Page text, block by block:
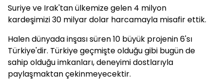
Suriye ve Irak'tan ülkemize gelen 4 milyon
kardeşimizi 30 milyar dolar harcamayla misafir ettik.
Halen dünyada inşası süren 10 büyük projenin 6'sı
Türkiye'dir. Türkiye geçmişte olduğu gibi bugün de
sahip olduğu imkanları, deneyimi dostlarıyla
paylaşmaktan çekinmeyecektir.